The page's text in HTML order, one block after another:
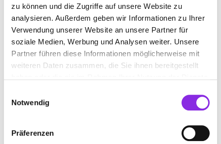
zu können und die Zugriffe auf unsere Website zu
analysieren. Außerdem geben wir Informationen zu Ihrer
Verwendung unserer Website an unsere Partner für
soziale Medien, Werbung und Analysen weiter. Unsere
Partner führen diese Informationen möglicherweise mit
weiteren Daten zusammen, die Sie ihnen bereitgestellt
Notwendig
Präferenzen
ALLE CALW FREUDENSTADT
HERRENBERG
NAGOLD
www.augenzentrum-eckert.de